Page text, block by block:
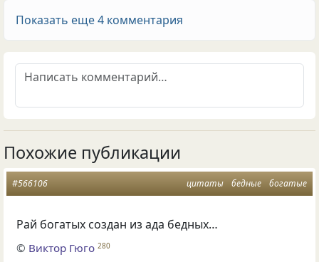
Показать еще 4 комментария
Похожие публикации
цитаты бедные богатые
#566106
Рай богатых создан из ада бедных…
© Виктор Гюго 280